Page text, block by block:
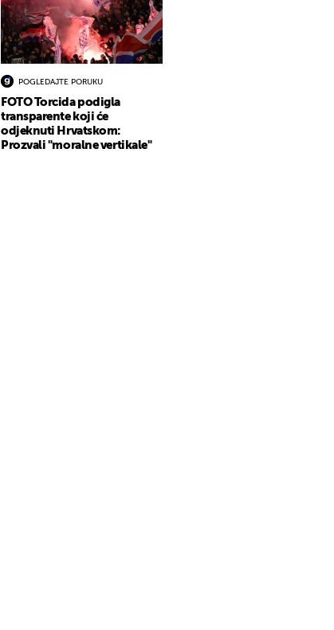
POGLEDAJTE PORUKU
FOTO Torcida podigla
transparente koji će
odjeknuti Hrvatskom:
Prozvali "moralne vertikale"